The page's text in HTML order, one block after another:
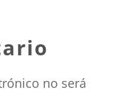
no será